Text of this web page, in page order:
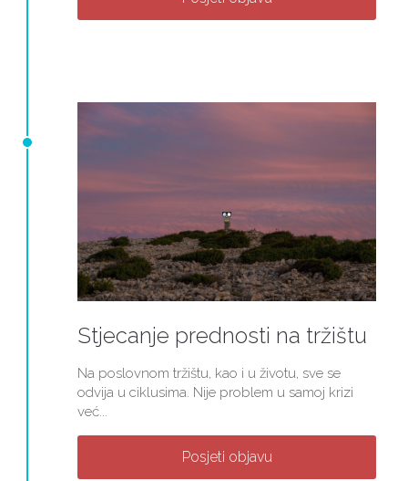
Stjecanje prednosti na tržištu
Na poslovnom tržištu, kao i u životu, sve se
odvija u ciklusima. Nije problem u samoj krizi
već...
Posjeti objavu